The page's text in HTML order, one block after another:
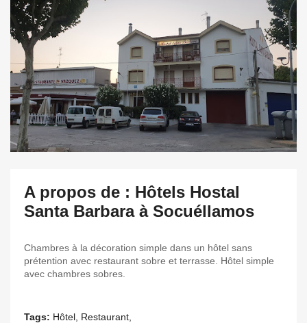
A propos de : Hôtels Hostal
Santa Barbara à Socuéllamos
Chambres à la décoration simple dans un hôtel sans
prétention avec restaurant sobre et terrasse. Hôtel simple
avec chambres sobres.
Tags: Hôtel, Restaurant,